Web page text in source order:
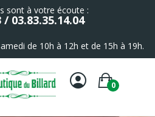
sont à votre écoute :
/ 03.83.35.14.04
de 10h à 12h et de 15h à 19h.
0